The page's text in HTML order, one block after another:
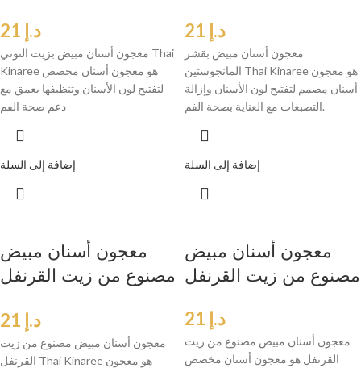
د.إ
معجون أسنان مبيض بزيت النوني Thai
Kinaree هو معجون أسنان مخصص
لتفتيح لون الأسنان وتنظيفها بعمق مع
دعم صحة الفم
إضافة إلى السلة
د.إ
معجون أسنان مبيض بقشر
المانجوستين Thai Kinaree هو معجون
أسنان مصمم لتفتيح لون الأسنان وإزالة
التصبغات مع العناية بصحة الفم.
إضافة إلى السلة
معجون أسنان مبيض
مصنوع من زيت القرنفل
د.إ
معجون أسنان مبيض مصنوع من زيت
القرنفل Thai Kinaree هو معجون
معجون أسنان مبيض
مصنوع من زيت القرنفل
د.إ
معجون أسنان مبيض مصنوع من زيت
القرنفل هو معجون أسنان مخصص